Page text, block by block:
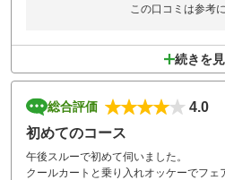
この口コミは参考
続きを
総合評価
4.0
初めてのコース
午後スルーで初めて伺いました。
クールカートと乗り入れオッケーでフェ